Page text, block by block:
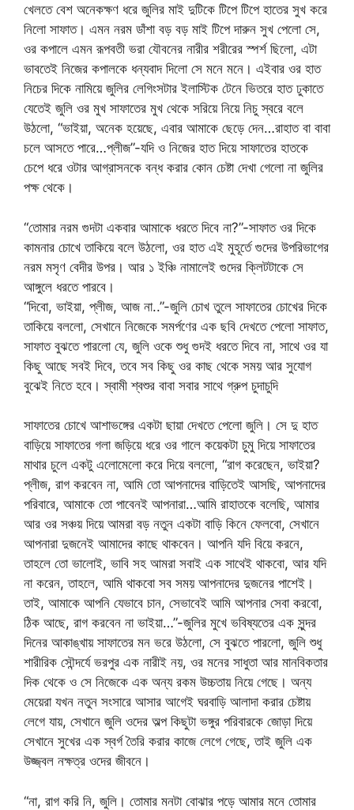
খেলতে বেশ অনেকক্ষণ ধরে জুলির মাই দুটিকে টিপে টিপে হাতের সুখ করে
নিলো সাফাত। এমন নরম ডাঁশা বড় বড় মাই টিপে দারুন সুখ পেলো সে,
ওর কপালে এমন রূপবতী ভরা যৌবনের নারীর শরীরের স্পর্শ ছিলো, এটা
ভাবতেই নিজের কপালকে ধন্যবাদ দিলো সে মনে মনে। এইবার ওর হাত
নিচের দিকে নামিয়ে জুলির লেগিংসটার ইলাস্টিক টেনে ভিতরে হাত ঢুকাতে
যেতেই জুলি ওর মুখ সাফাতের মুখ থেকে সরিয়ে নিয়ে নিচু স্বরে বলে
উঠলো, “ভাইয়া, অনেক হয়েছে, এবার আমাকে ছেড়ে দেন…রাহাত বা বাবা
চলে আসতে পারে…প্লীজ”-যদি ও নিজের হাত দিয়ে সাফাতের হাতকে
চেপে ধরে ওটার আগ্রাসনকে বন্ধ করার কোন চেষ্টা দেখা গেলো না জুলির
পক্ষ থেকে।
“তোমার নরম গুদটা একবার আমাকে ধরতে দিবে না?”-সাফাত ওর দিকে
কামনার চোখে তাকিয়ে বলে উঠলো, ওর হাত এই মুহূর্তে গুদের উপরিভাগের
নরম মসৃণ বেদীর উপর। আর ১ ইঞ্চি নামালেই গুদের ক্লিটটাকে সে
আঙ্গুলে ধরতে পারবে।
“দিবো, ভাইয়া, প্লীজ, আজ না..”-জুলি চোখ তুলে সাফাতের চোখের দিকে
তাকিয়ে বললো, সেখানে নিজেকে সমর্পণের এক ছবি দেখতে পেলো সাফাত,
সাফাত বুঝতে পারলো যে, জুলি ওকে শুধু গুদই ধরতে দিবে না, সাথে ওর যা
কিছু আছে সবই দিবে, তবে সব কিছু ওর কাছ থেকে সময় আর সুযোগ
বুঝেই নিতে হবে। স্বামী শ্বশুর বাবা সবার সাথে গ্রুপ চুদাচুদি
সাফাতের চোখে আশাভঙ্গের একটা ছায়া দেখতে পেলো জুলি। সে দু হাত
বাড়িয়ে সাফাতের গলা জড়িয়ে ধরে ওর গালে কয়েকটা চুমু দিয়ে সাফাতের
মাথার চুলে একটু এলোমেলো করে দিয়ে বললো, “রাগ করেছেন, ভাইয়া?
প্লীজ, রাগ করবেন না, আমি তো আপনাদের বাড়িতেই আসছি, আপনাদের
পরিবারে, আমাকে তো পাবেনই আপনারা…আমি রাহাতকে বলেছি, আমার
আর ওর সঞ্চয় দিয়ে আমরা বড় নতুন একটা বাড়ি কিনে ফেলবো, সেখানে
আপনারা দুজনেই আমাদের কাছে থাকবেন। আপনি যদি বিয়ে করনে,
তাহলে তো ভালোই, ভাবি সহ আমরা সবাই এক সাথেই থাকবো, আর যদি
না করেন, তাহলে, আমি থাকবো সব সময় আপনাদের দুজনের পাশেই।
তাই, আমাকে আপনি যেভাবে চান, সেভাবেই আমি আপনার সেবা করবো,
ঠিক আছে, রাগ করবেন না ভাইয়া…”-জুলির মুখে ভবিষ্যতের এক সুন্দর
দিনের আকাঙ্খায় সাফাতের মন ভরে উঠলো, সে বুঝতে পারলো, জুলি শুধু
শারীরিক সৌন্দর্যে ভরপুর এক নারীই নয়, ওর মনের সাধুতা আর মানবিকতার
দিক থেকে ও সে নিজেকে এক অন্য রকম উচ্চতায় নিয়ে গেছে। অন্য
মেয়েরা যখন নতুন সংসারে আসার আগেই ঘরবাড়ি আলাদা করার চেষ্টায়
লেগে যায়, সেখানে জুলি ওদের অল্প কিছুটা ভঙ্গুর পরিবারকে জোড়া দিয়ে
সেখানে সুখের এক স্বর্গ তৈরি করার কাজে লেগে গেছে, তাই জুলি এক
উজ্জ্বল নক্ষত্র ওদের জীবনে।
“না, রাগ করি নি, জুলি। তোমার মনটা বোঝার পড়ে আমার মনে তোমার